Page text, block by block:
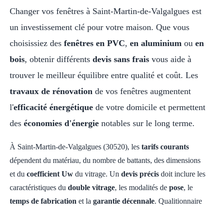
Changer vos fenêtres à Saint-Martin-de-Valgalgues est
un investissement clé pour votre maison. Que vous
choisissiez des fenêtres en PVC, en aluminium ou en
bois, obtenir différents devis sans frais vous aide à
trouver le meilleur équilibre entre qualité et coût. Les
travaux de rénovation de vos fenêtres augmentent
l'efficacité énergétique de votre domicile et permettent
des économies d'énergie notables sur le long terme.
À Saint-Martin-de-Valgalgues (30520), les tarifs courants
dépendent du matériau, du nombre de battants, des dimensions
et du coefficient Uw du vitrage. Un devis précis doit inclure les
caractéristiques du double vitrage, les modalités de pose, le
temps de fabrication et la garantie décennale. Qualitionnaire